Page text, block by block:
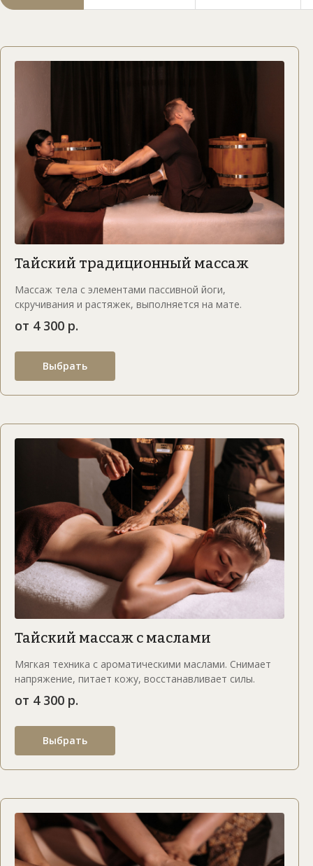
Тайский традиционный массаж
Массаж тела с элементами пассивной йоги,
скручивания и растяжек, выполняется на мате.
от 4 300 р.
Выбрать
Тайский массаж с маслами
Мягкая техника с ароматическими маслами. Снимает
напряжение, питает кожу, восстанавливает силы.
от 4 300 р.
Выбрать